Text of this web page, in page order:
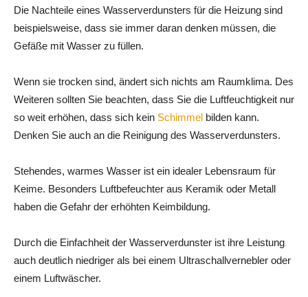
Die Nachteile eines Wasserverdunsters für die Heizung sind
beispielsweise, dass sie immer daran denken müssen, die
Gefäße mit Wasser zu füllen.
Wenn sie trocken sind, ändert sich nichts am Raumklima. Des
Weiteren sollten Sie beachten, dass Sie die Luftfeuchtigkeit nur
so weit erhöhen, dass sich kein Schimmel bilden kann.
Denken Sie auch an die Reinigung des Wasserverdunsters.
Stehendes, warmes Wasser ist ein idealer Lebensraum für
Keime. Besonders Luftbefeuchter aus Keramik oder Metall
haben die Gefahr der erhöhten Keimbildung.
Durch die Einfachheit der Wasserverdunster ist ihre Leistung
auch deutlich niedriger als bei einem Ultraschallvernebler oder
einem Luftwäscher.